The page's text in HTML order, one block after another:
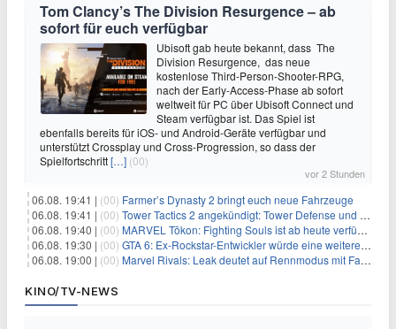
Tom Clancy’s The Division Resurgence – ab
sofort für euch verfügbar
Ubisoft gab heute bekannt, dass The
Division Resurgence, das neue
kostenlose Third-Person-Shooter-RPG,
nach der Early-Access-Phase ab sofort
weltweit für PC über Ubisoft Connect und
Steam verfügbar ist. Das Spiel ist
ebenfalls bereits für iOS- und Android-Geräte verfügbar und
unterstützt Crossplay und Cross-Progression, so dass der
Spielfortschritt[…] (00)
vor 2 Stunden
06.08. 19:41 | (00) Farmer’s Dynasty 2 bringt euch neue Fahrzeuge
06.08. 19:41 | (00) Tower Tactics 2 angekündigt: Tower Defense und Deckbuilding Kombo kehrt zurück
06.08. 19:40 | (00) MARVEL Tōkon: Fighting Souls ist ab heute verfügbar
06.08. 19:30 | (00) GTA 6: Ex-Rockstar-Entwickler würde eine weitere Verschiebung nicht überraschen
06.08. 19:00 | (00) Marvel Rivals: Leak deutet auf Rennmodus mit Fahrzeugen hin
KINO/TV-NEWS